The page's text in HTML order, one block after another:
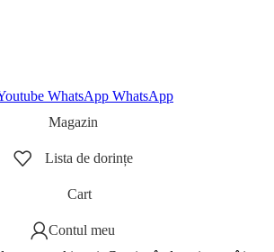
WhatsApp WhatsApp
Magazin
Lista de dorințe
Cart
Contul meu